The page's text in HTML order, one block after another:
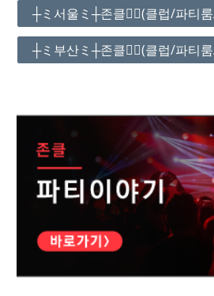
┼ミ서울ミ┼존클❤️‍🔥(클럽/파티
┼ミ부산ミ┼존클❤️‍🔥(클럽/파티